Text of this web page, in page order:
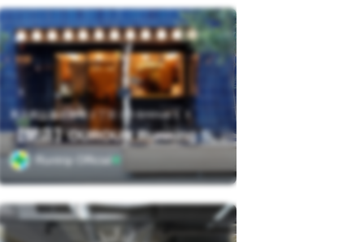
東京都台東区柳橋２丁目２０&minus;１３
【閉店】OUROUR Running Station
Runtrip Official